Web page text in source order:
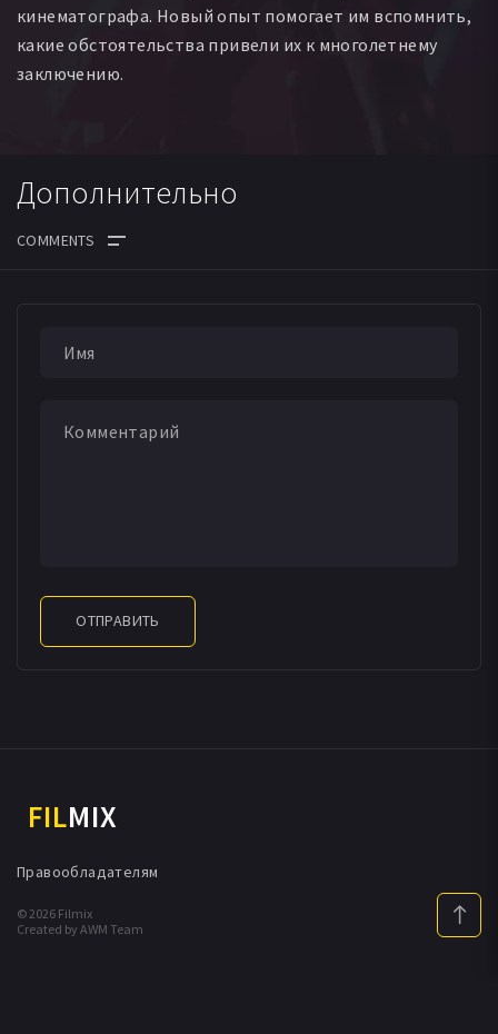
кинематографа. Новый опыт помогает им вспомнить,
какие обстоятельства привели их к многолетнему
заключению.
Дополнительно
ОТПРАВИТЬ
FILMIX
© 2026 Filmix
Created by AWM Team
Правообладателям